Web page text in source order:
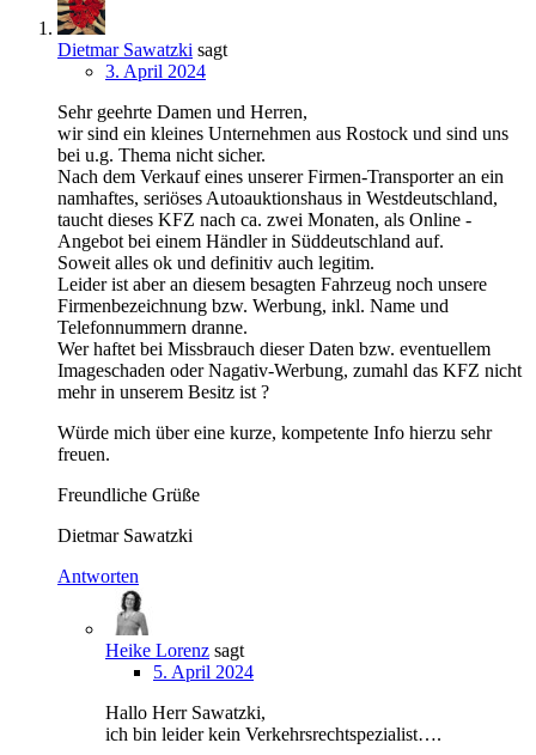
Dietmar Sawatzki sagt
3. April 2024
Sehr geehrte Damen und Herren,
wir sind ein kleines Unternehmen aus Rostock und sind uns
bei u.g. Thema nicht sicher.
Nach dem Verkauf eines unserer Firmen-Transporter an ein
namhaftes, seriöses Autoauktionshaus in Westdeutschland,
taucht dieses KFZ nach ca. zwei Monaten, als Online -
Angebot bei einem Händler in Süddeutschland auf.
Soweit alles ok und definitiv auch legitim.
Leider ist aber an diesem besagten Fahrzeug noch unsere
Firmenbezeichnung bzw. Werbung, inkl. Name und
Telefonnummern dranne.
Wer haftet bei Missbrauch dieser Daten bzw. eventuellem
Imageschaden oder Nagativ-Werbung, zumahl das KFZ nicht
mehr in unserem Besitz ist ?
Würde mich über eine kurze, kompetente Info hierzu sehr
freuen.
Freundliche Grüße
Dietmar Sawatzki
Antworten
Heike Lorenz sagt
5. April 2024
Hallo Herr Sawatzki,
ich bin leider kein Verkehrsrechtspezialist….